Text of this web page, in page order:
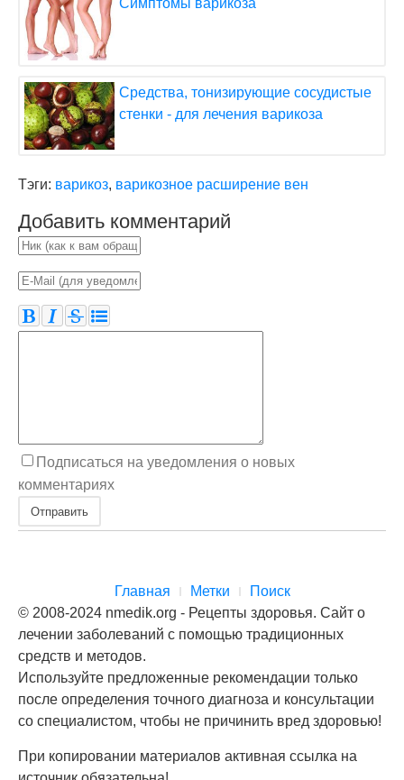
Симптомы варикоза
Средства, тонизирующие сосудистые
стенки - для лечения варикоза
Тэги: варикоз, варикозное расширение вен
Добавить комментарий
Подписаться на уведомления о новых
комментариях
Отправить
Главная Метки
Поиск
© 2008-2024 nmedik.org - Рецепты здоровья. Сайт о
лечении заболеваний с помощью традиционных
средств и методов.
Используйте предложенные рекомендации только
после определения точного диагноза и консультации
со специалистом, чтобы не причинить вред здоровью!
При копировании материалов активная ссылка на